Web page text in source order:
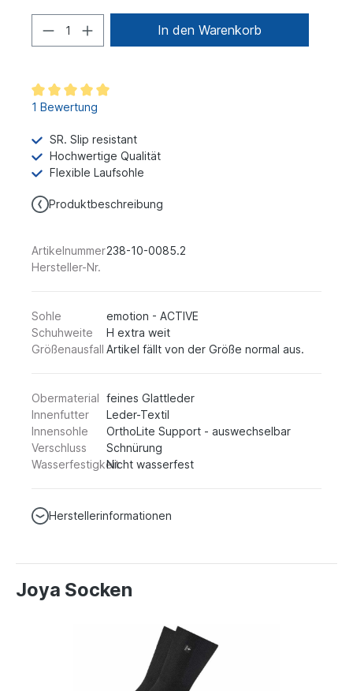
In den Warenkorb
1 Bewertung
SR. Slip resistant
Hochwertige Qualität
Flexible Laufsohle
Produktbeschreibung
Artikelnummer238-10-0085.2
Hersteller-Nr.
Sohle
emotion - ACTIVE
Schuhweite
H extra weit
Größenausfall Artikel fällt von der Größe normal aus.
Obermaterial feines Glattleder
Innenfutter
Leder-Textil
Innensohle
OrthoLite Support - auswechselbar
Verschluss
Schnürung
WasserfestigkeitNicht wasserfest
Herstellerinformationen
Joya Socken